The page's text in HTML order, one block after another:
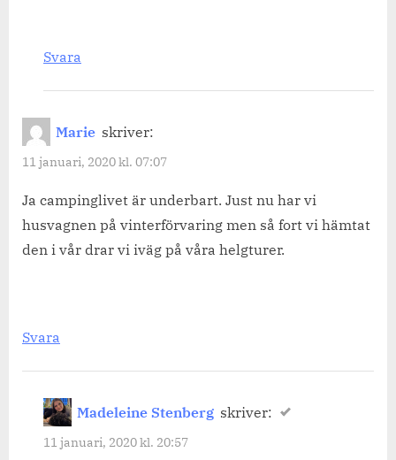
Svara
Marie skriver:
11 januari, 2020 kl. 07:07
Ja campinglivet är underbart. Just nu har vi
husvagnen på vinterförvaring men så fort vi hämtat
den i vår drar vi iväg på våra helgturer.
Svara
Madeleine Stenberg skriver:
11 januari, 2020 kl. 20:57